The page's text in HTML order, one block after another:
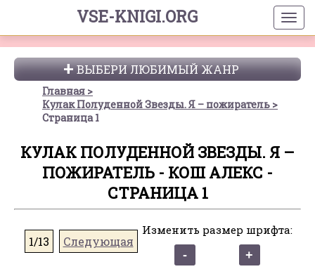
VSE-KNIGI.ORG
ВЫБЕРИ ЛЮБИМЫЙ ЖАНР
Главная
Кулак Полуденной Звезды. Я – пожиратель
Страница 1
КУЛАК ПОЛУДЕННОЙ ЗВЕЗДЫ. Я –
ПОЖИРАТЕЛЬ - КОШ АЛЕКС -
СТРАНИЦА 1
1/13 Следующая
Изменить размер шрифта: